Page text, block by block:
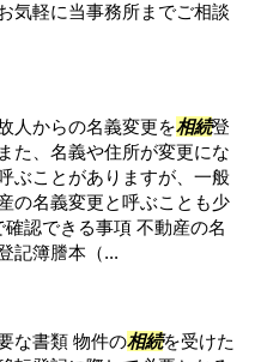
気軽に当事務所までご相談
人からの名義変更を相続登
た、名義や住所が変更にな
ぶことがありますが、一般
の名義変更と呼ぶことも少
認できる事項 不動産の名
記簿謄本（...
な書類 物件の相続を受けた